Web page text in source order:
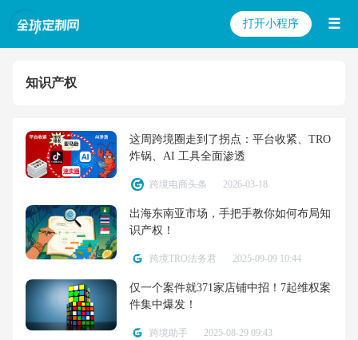
打开小程序 ☰
知识产权
这周跨境圈走到了拐点：平台收紧、TRO
炸锅、AI 工具全面渗透
跨境电商头条 2026-03-18
出海东南亚市场，手把手教你如何布局知
识产权！
跨境TRO法务君 2025-09-09 10:44
仅一个案件就371家店铺中招！7起维权案
件集中爆发！
跨境助手 2025-08-29 09:43